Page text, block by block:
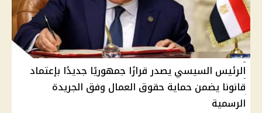
الرئيس السيسي يصدر قرارًا جمهوريًا جديدًا بإعتماد
قانونا يضمن حماية حقوق العمال وفق الجريدة
الرسمية